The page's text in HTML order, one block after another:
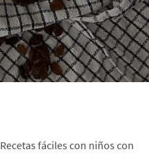
Recetas fáciles con niños con